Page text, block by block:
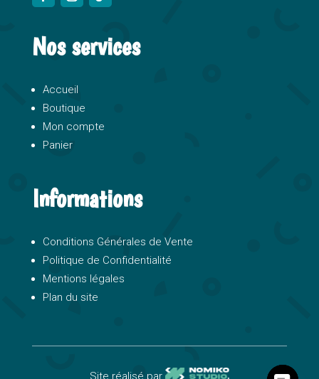
Nos services
Accueil
Boutique
Mon compte
Panier
Informations
Conditions Générales de Vente
Politique de Confidentialité
Mentions légales
Plan du site
Site réalisé par